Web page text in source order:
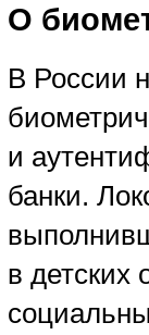
О
В России
и
банки.
в детских